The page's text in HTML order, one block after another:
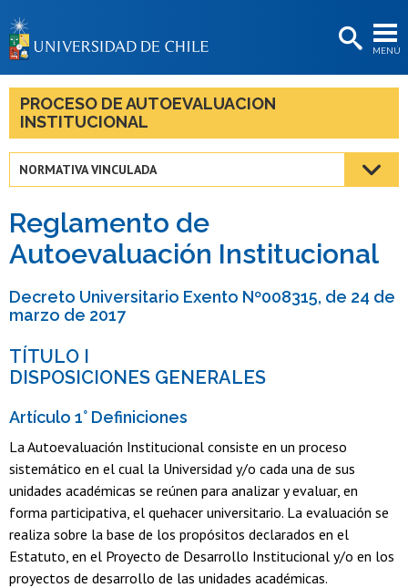
MENÚ
BIBLIOTECAS
LA UNIVERSIDAD
Funcionarias/os
PROCESO DE AUTOEVALUACION
INSTITUCIONAL
NORMATIVA VINCULADA
Reglamento de
Autoevaluación Institucional
Decreto Universitario Exento Nº008315, de 24 de
marzo de 2017
TÍTULO I
DISPOSICIONES GENERALES
Artículo 1° Definiciones
La Autoevaluación Institucional consiste en un proceso
sistemático en el cual la Universidad y/o cada una de sus
unidades académicas se reúnen para analizar y evaluar, en
forma participativa, el quehacer universitario. La evaluación se
realiza sobre la base de los propósitos declarados en el
Estatuto, en el Proyecto de Desarrollo Institucional y/o en los
proyectos de desarrollo de las unidades académicas.